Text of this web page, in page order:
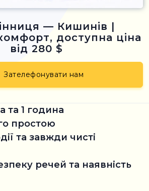
— Кишинів |
доступна ціна
від 280 $
нам
та 1 година
простою
та завжди чисті
речей та наявність